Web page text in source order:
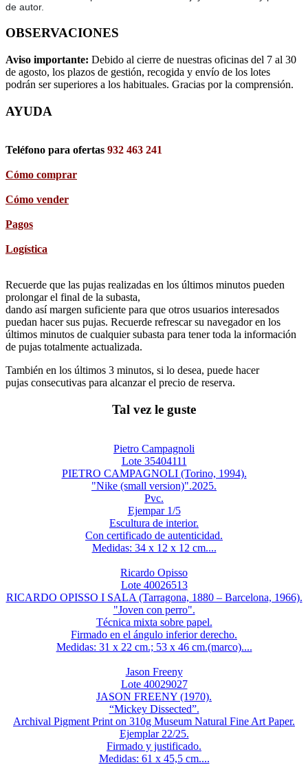
de autor.
OBSERVACIONES
Aviso importante: Debido al cierre de nuestras oficinas del 7 al 30
de agosto, los plazos de gestión, recogida y envío de los lotes
podrán ser superiores a los habituales. Gracias por la comprensión.
AYUDA
Teléfono para ofertas 932 463 241
Cómo comprar
Cómo vender
Pagos
Logística
Recuerde que las pujas realizadas en los últimos minutos pueden
prolongar el final de la subasta,
dando así margen suficiente para que otros usuarios interesados
puedan hacer sus pujas. Recuerde refrescar su navegador en los
últimos minutos de cualquier subasta para tener toda la información
de pujas totalmente actualizada.
También en los últimos 3 minutos, si lo desea, puede hacer
pujas consecutivas para alcanzar el precio de reserva.
Tal vez le guste
Pietro Campagnoli
Lote 35404111
PIETRO CAMPAGNOLI (Torino, 1994).
"Nike (small version)".2025.
Pvc.
Ejempar 1/5
Escultura de interior.
Con certificado de autenticidad.
Medidas: 34 x 12 x 12 cm....
Ricardo Opisso
Lote 40026513
RICARDO OPISSO I SALA (Tarragona, 1880 – Barcelona, 1966).
"Joven con perro".
Técnica mixta sobre papel.
Firmado en el ángulo inferior derecho.
Medidas: 31 x 22 cm.; 53 x 46 cm.(marco)....
Jason Freeny
Lote 40029027
JASON FREENY (1970).
“Mickey Dissected”.
Archival Pigment Print on 310g Museum Natural Fine Art Paper.
Ejemplar 22/25.
Firmado y justificado.
Medidas: 61 x 45,5 cm....